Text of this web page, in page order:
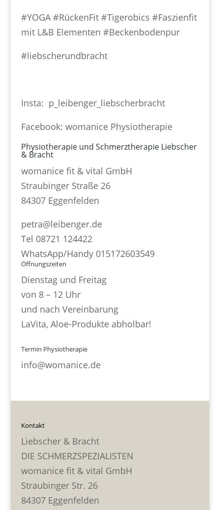
#YOGA #RückenFit #Tigerobics #Faszienfit
mit L&B Elementen #Beckenbodenpur
#liebscherundbracht
Insta: p_leibenger_liebscherbracht
Facebook: womanice Physiotherapie
Physiotherapie und Schmerztherapie Liebscher
& Bracht
womanice fit & vital GmbH
Straubinger Straße 26
84307 Eggenfelden
petra@leibenger.de
Tel 08721 124422
WhatsApp/Handy 015172603549
Öffnungszeiten
Dienstag und Freitag
von 8 – 12 Uhr
und nach Vereinbarung
LaVita, Aloe-Produkte abholbar!
Termin Physiotherapie
info@womanice.de
Kontakt
Liebscher & Bracht
DIE SCHMERZSPEZIALISTEN
womanice fit & vital GmbH
Straubinger Str. 26
84307 Eggenfelden